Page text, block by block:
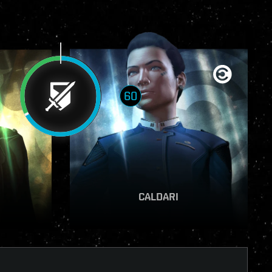
VER INFORME
CALDARI
60